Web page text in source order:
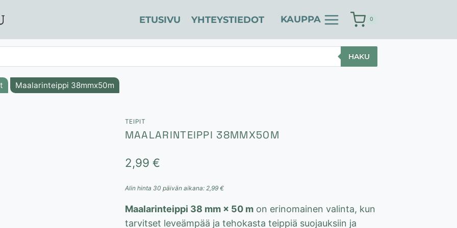
ETUSIVU YHTEYSTIEDOT KAUPPA 0
HAKU
Maalarinteippi 38mmx50m
TEIPIT
MAALARINTEIPPI 38MMX50M
2,99 €
Alin hinta 30 päivän aikana: 2,99 €
Maalarinteippi 38 mm × 50 mon erinomainen valinta, kun
tarvitset leveämpää ja tehokasta teippiä suojauksiin ja